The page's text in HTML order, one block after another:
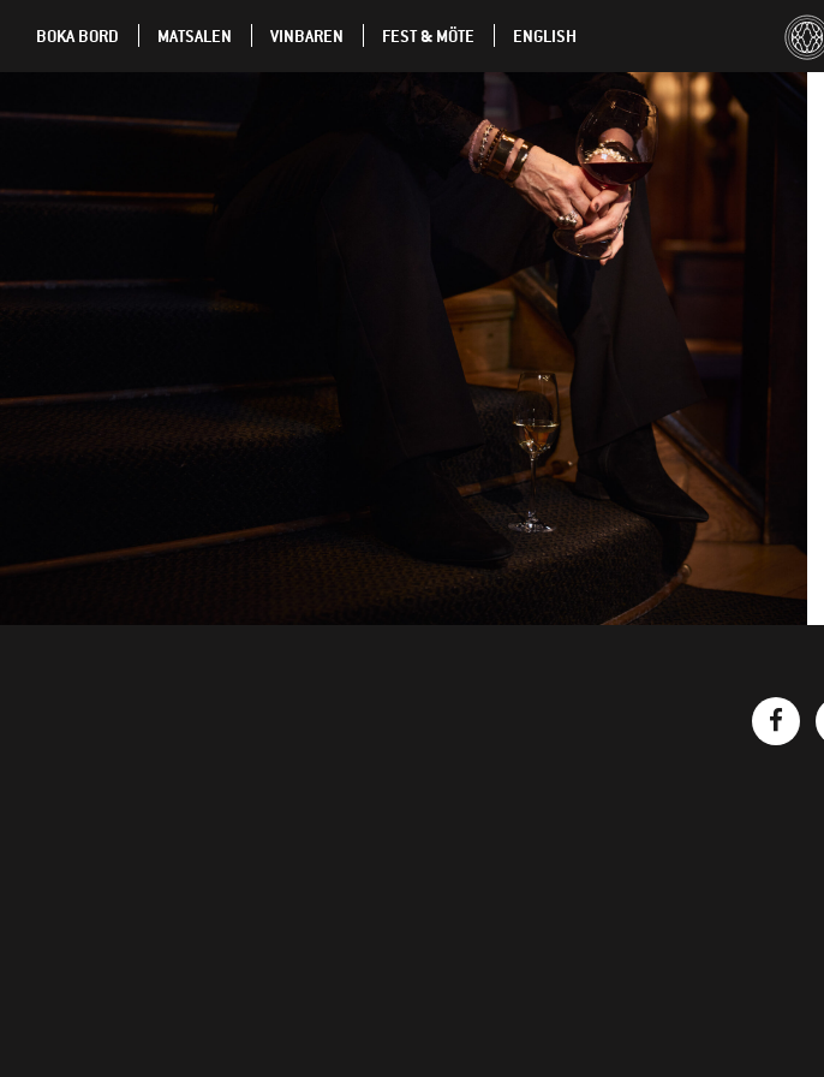
BOKA BORD MATSALEN VINBAREN FEST & MÖTE ENGLISH